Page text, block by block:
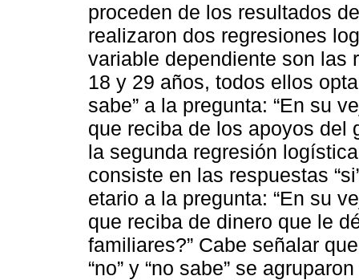
proceden de los resultados
realizaron dos regresiones
variable dependiente son las
18 y 29 años, todos ellos
sabe” a la pregunta: “En su
que reciba de los apoyos del
la segunda regresión
consiste en las respuestas
etario a la pregunta: “En su
que reciba de dinero que le
familiares?” Cabe señalar
“no” y “no sabe” se